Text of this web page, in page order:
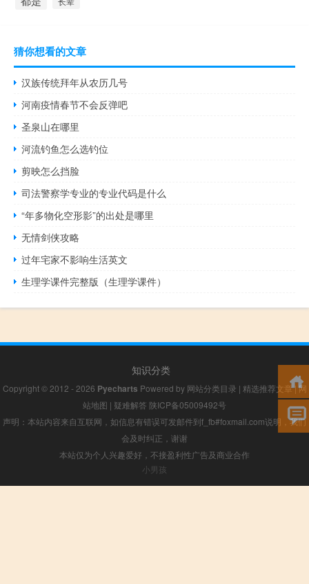
猜你想看的文章
汉族传统拜年从农历几号
河南疫情春节不会反弹吧
圣泉山在哪里
河流钓鱼怎么选钓位
剪映怎么挡脸
司法警察学专业的专业代码是什么
“年多物化空形影”的出处是哪里
无情剑侠攻略
过年宅家不影响生活英文
生理学课件完整版（生理学课件）
知识分类
Copyright © 2012 - 2026 Pyecharts Powered by 网站分类目录 | 精选推荐文章|网
站地图 | 疑难解答 陕ICP备05009492号
声明：本站内容来自互联网，如信息有错误可发邮件到f_fb#foxmail.com说明，我们
会及时纠正，谢谢
本站仅为个人兴趣爱好，不接盈利性广告及商业合作
小男孩